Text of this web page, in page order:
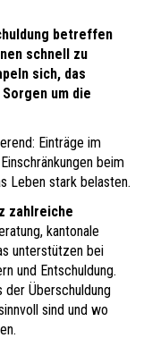
betreffen
schnell zu
sich, das
um die
Einträge im
beim
Leben stark belasten.
zahlreiche
kantonale
unterstützen bei
und Entschuldung.
der Überschuldung
sind und wo